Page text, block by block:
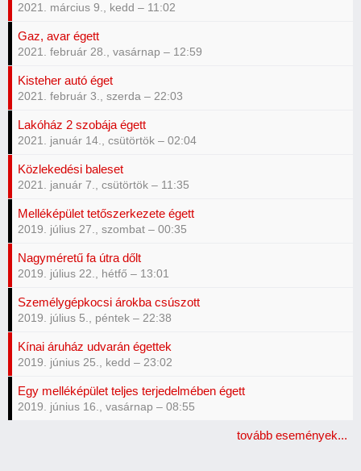
2021. március 9., kedd – 11:02
Gaz, avar égett
2021. február 28., vasárnap – 12:59
Kisteher autó éget
2021. február 3., szerda – 22:03
Lakóház 2 szobája égett
2021. január 14., csütörtök – 02:04
Közlekedési baleset
2021. január 7., csütörtök – 11:35
Melléképület tetőszerkezete égett
2019. július 27., szombat – 00:35
Nagyméretű fa útra dőlt
2019. július 22., hétfő – 13:01
Személygépkocsi árokba csúszott
2019. július 5., péntek – 22:38
Kínai áruház udvarán égettek
2019. június 25., kedd – 23:02
Egy melléképület teljes terjedelmében égett
2019. június 16., vasárnap – 08:55
tovább események...